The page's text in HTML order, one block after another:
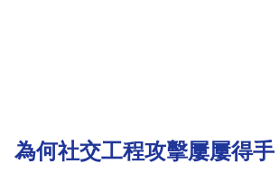
為何社交工程攻擊屢屢得手